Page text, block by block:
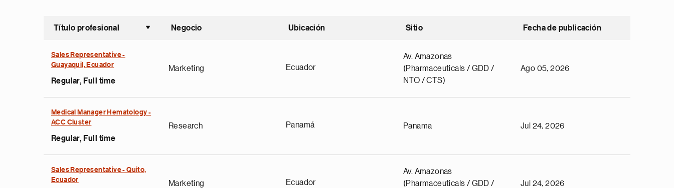
Título profesional
Ordenar ascendente
Negocio Ubicación Sitio Fecha de publicación
Sales Representative -
Guayaquil, Ecuador
Regular, Full time
Marketing Ecuador
Av. Amazonas
(Pharmaceuticals / GDD /
NTO / CTS)
Ago 05, 2026
Medical Manager Hematology -
ACC Cluster
Regular, Full time
Research Panamá Panama Jul 24, 2026
Sales Representative - Quito,
Ecuador
Marketing Ecuador
Av. Amazonas
(Pharmaceuticals / GDD /
Jul 24, 2026